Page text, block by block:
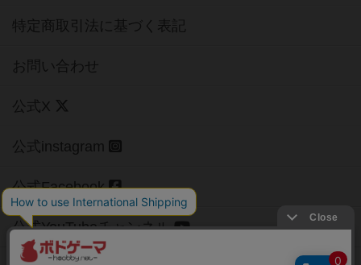
特定商取引法に基づく表記
お問い合わせ
公式X
公式instagram
公式Facebook
公式YouTubeチャンネル